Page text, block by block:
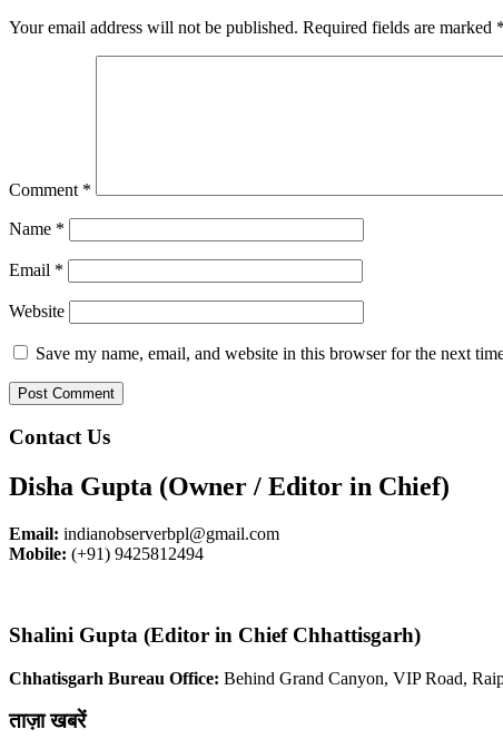
Your email address will not be published. Required fields are marked *
Comment *
Name *
Email *
Website
Save my name, email, and website in this browser for the next
Contact Us
Disha Gupta (Owner / Editor in Chief)
Email: indianobserverbpl@gmail.com
Mobile: (+91) 9425812494
Shalini Gupta (Editor in Chief Chhattisgarh)
Chhatisgarh Bureau Office: Behind Grand Canyon, VIP Road,
ताज़ा खबरें